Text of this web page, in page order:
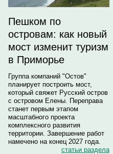
Пешком по
островам: как новый
мост изменит туризм
в Приморье
Группа компаний "Остов"
планирует построить мост,
который свяжет Русский остров
с островом Елены. Переправа
станет первым этапом
масштабного проекта
комплексного развития
территории. Завершение работ
намечено на конец 2027 года.
статьи раздела